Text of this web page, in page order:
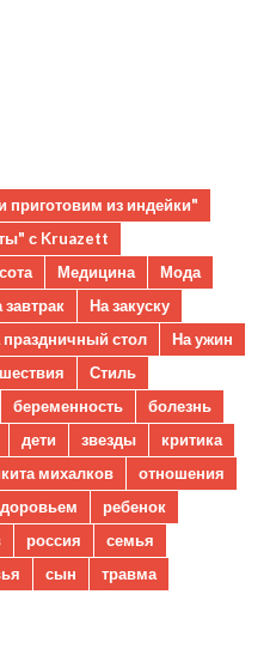
приготовим из индейки"
с Kruazett
Медицина
Мода
завтрак
На закуску
праздничный стол
На ужин
Стиль
беременность
болезнь
дети звезды
критика
михалков
отношения
ребенок
россия
семья
сын
травма